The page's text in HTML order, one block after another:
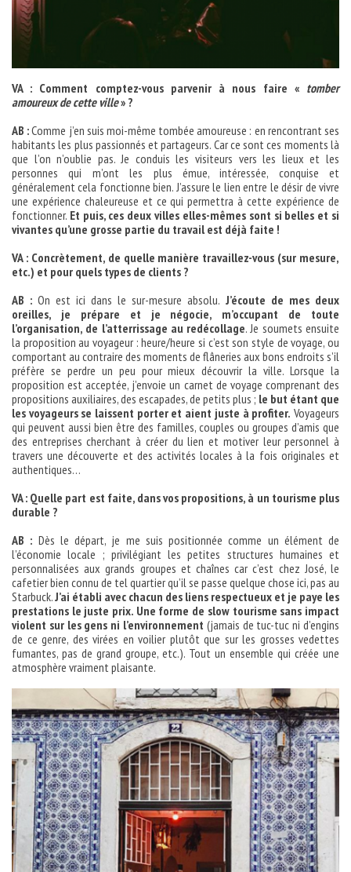
VA : Comment comptez-vous parvenir à nous faire « tomber
amoureux de cette ville» ?
AB :Comme j’en suis moi-même tombée amoureuse : en rencontrant ses
habitants les plus passionnés et partageurs. Car ce sont ces moments là
que l’on n’oublie pas. Je conduis les visiteurs vers les lieux et les
personnes qui m’ont les plus émue, intéressée, conquise et
généralement cela fonctionne bien. J’assure le lien entre le désir de vivre
une expérience chaleureuse et ce qui permettra à cette expérience de
fonctionner. Et puis, ces deux villes elles-mêmes sont si belles et si
vivantes qu’une grosse partie du travail est déjà faite !
VA : Concrètement, de quelle manière travaillez-vous (sur mesure,
etc.) et pour quels types de clients ?
AB : On est ici dans le sur-mesure absolu. J’écoute de mes deux
oreilles, je prépare et je négocie, m’occupant de toute
l’organisation, de l’atterrissage au redécollage. Je soumets ensuite
la proposition au voyageur : heure/heure si c’est son style de voyage, ou
comportant au contraire des moments de flâneries aux bons endroits s’il
préfère se perdre un peu pour mieux découvrir la ville. Lorsque la
proposition est acceptée, j’envoie un carnet de voyage comprenant des
propositions auxiliaires, des escapades, de petits plus ; le but étant que
les voyageurs se laissent porter et aient juste à profiter. Voyageurs
qui peuvent aussi bien être des familles, couples ou groupes d’amis que
des entreprises cherchant à créer du lien et motiver leur personnel à
travers une découverte et des activités locales à la fois originales et
authentiques…
VA : Quelle part est faite, dans vos propositions, à un tourisme plus
durable ?
AB : Dès le départ, je me suis positionnée comme un élément de
l’économie locale ; privilégiant les petites structures humaines et
personnalisées aux grands groupes et chaînes car c’est chez José, le
cafetier bien connu de tel quartier qu’il se passe quelque chose ici, pas au
Starbuck.J’ai établi avec chacun des liens respectueux et je paye les
prestations le juste prix. Une forme de slow tourisme sans impact
violent sur les gens ni l’environnement (jamais de tuc-tuc ni d’engins
de ce genre, des virées en voilier plutôt que sur les grosses vedettes
fumantes, pas de grand groupe, etc.). Tout un ensemble qui créée une
atmosphère vraiment plaisante.